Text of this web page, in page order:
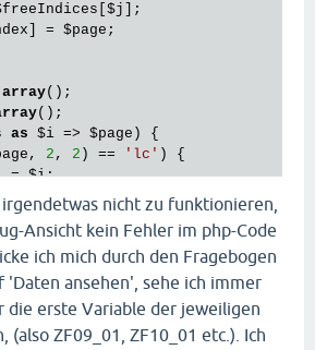
$j
];
] = $page ;
array
as $i => $page ) {
, 2 , 2 ) == 'lc' ) {
= $i;
[] = $page
as $j => $page) {
$j];
] = $page ;
nicht zu funktionieren,
Ansicht kein Fehler im php-Code
ich mich durch den Fragebogen
'Daten ansehen', sehe ich immer
die erste Variable der jeweiligen
(also ZF09_01, ZF10_01 etc.). Ich